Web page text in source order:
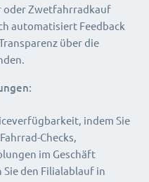
oder Zwetfahrradkauf
automatisiert Feedback
über die
indem Sie
Checks,
im Geschäft
den Filialablauf in